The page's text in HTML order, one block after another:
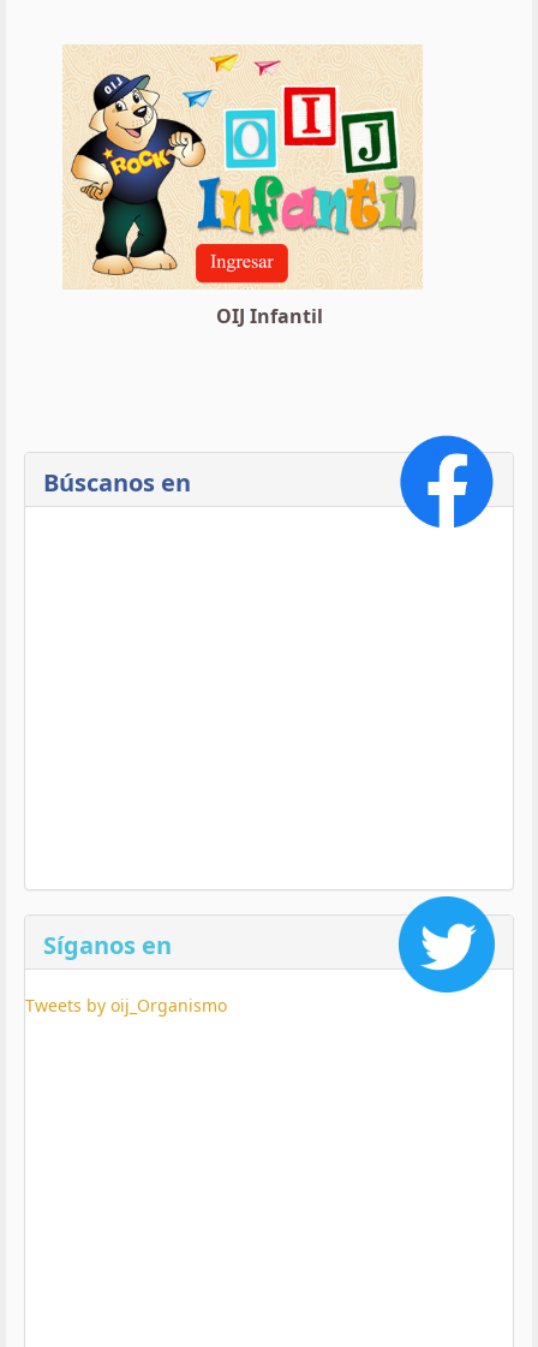
OIJ Infantil
Búscanos en
Síganos en
Tweets by oij_Organismo